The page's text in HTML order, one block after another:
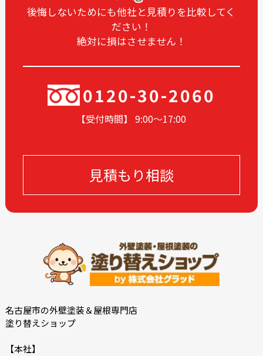
2024-10
2024-09
2024-05
2024-04
2024-03
2024-02
2023-12
2023-11
2023-09
2023-06
2023-05
2023-03
2023-02
2023-01
2022-12
2022-11
2022-08
2022-07
2022-06
2022-05
2022-04
2022-03
2022-02
2021-12
後悔しないためにも他社と見積りを比較してく
ださい！
絶対に損はさせません！
0120-30-2060
【受付時間】 9:00〜17:00
見積もり相談
名古屋市の外壁塗装＆屋根専門店
塗り替えショップ
【本社】